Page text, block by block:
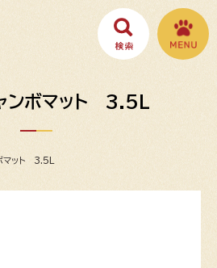
ンボマット 3.5L
マット 3.5L